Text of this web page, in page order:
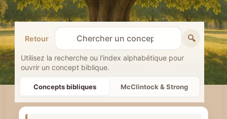
Retour
R
e
c
h
e
🔍
Utilisez la recherche ou l'index alphabétique pour
ouvrir un concept biblique.
Concepts bibliques McClintock & Strong